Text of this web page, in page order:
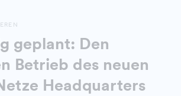
geplant: Den
Betrieb des neuen
Headquarters